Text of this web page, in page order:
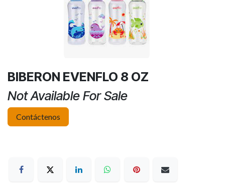
BIBERON EVENFLO 8 OZ
Not Available For Sale
Contáctenos